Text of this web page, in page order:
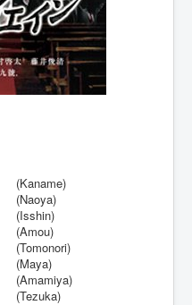
(Kaname)
(Naoya)
(Isshin)
(Amou)
(Tomonori)
(Maya)
(Amamiya)
(Tezuka)